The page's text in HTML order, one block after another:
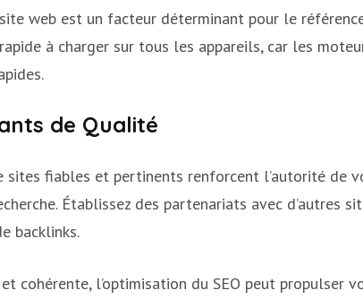
web est un facteur déterminant pour le
à charger sur tous les appareils, car les
de Qualité
sites fiables et pertinents renforcent l’autorité de
Établissez des partenariats avec d’autres
backlinks.
cohérente, l’optimisation du SEO peut propulser